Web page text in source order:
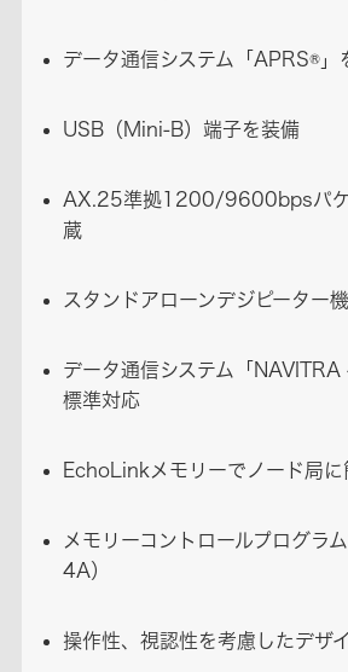
データ通信システム「APRS®」
USB（Mini-B）端子を装備
AX.25準拠1200/9600bpsパケ
蔵
スタンドアローンデジピーター
データ通信システム「NAVITRA
標準対応
EchoLinkメモリーでノード局に
メモリーコントロールプログラ
4A）
操作性、視認性を考慮したデザ